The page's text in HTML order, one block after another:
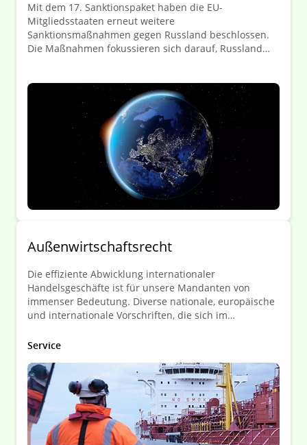
Mit dem 17. Sanktionspaket haben die EU-
Mitgliedsstaaten erneut weitere
Sanktionsmaßnahmen gegen Russland beschlossen.
Die Maßnahmen fokussieren sich darauf, Russland
Einnahmequellen aus dem Verkauf von Energien
inbesonder Öl und Ölprodukte zuverringern. Die
Ergänzungen betreffen die Verordnung (EU) 833/2014
sowie die Verordnung (EU) 269/2014. Im Folgenden
erhalten Sie einen kurzen Überblick über die
wichtigsten Ergänzungen sowie Änderungen und die
sich daraus ergebenen Auswirkungen für europäische
Außenwirtschaftsrecht
Die effiziente Abwicklung internationaler
Handelsgeschäfte ist für unsere Mandanten von
immenser Bedeutung. Diverse nationale, europäische
und internationale Vorschriften, die sich im
Welthandel und stellen Unternehmen stetig vor neue
Service